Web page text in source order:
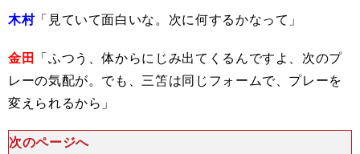
木村「見ていて面白いな。次に何するかなって」
金田 「ふつう、体からにじみ出てくるんですよ、次のプ
レーの気配が。でも、三笘は同じフォームで、プレーを
変えられるから」
次のページへ